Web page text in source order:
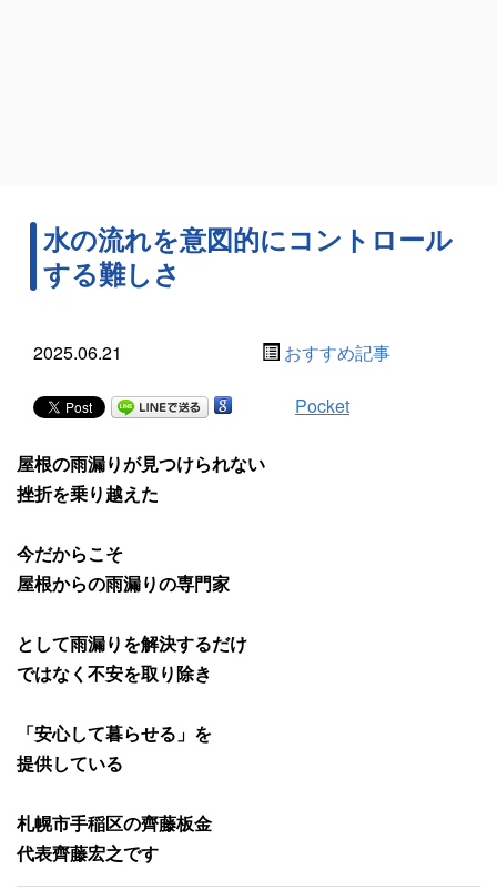
水の流れを意図的にコントロール
する難しさ
2025.06.21 おすすめ記事
Pocket
屋根の雨漏りが見つけられない
挫折を乗り越えた
今だからこそ
屋根からの雨漏りの専門家
として雨漏りを解決するだけ
ではなく不安を取り除き
「安心して暮らせる」を
提供している
札幌市手稲区の齊藤板金
代表齊藤宏之です